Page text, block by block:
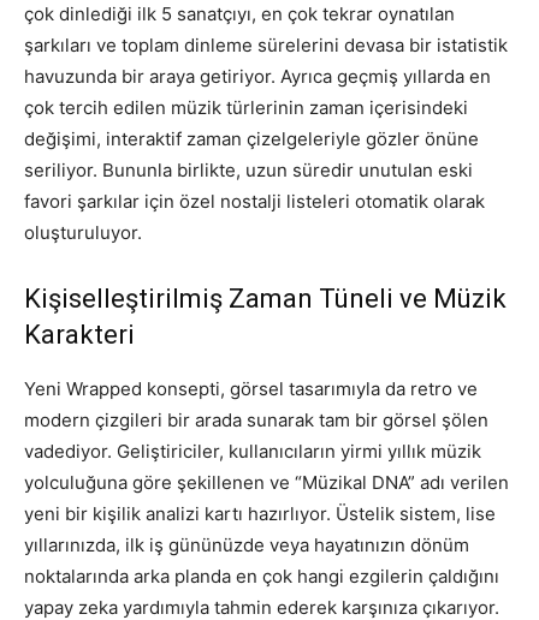
çok dinlediği ilk 5 sanatçıyı, en çok tekrar oynatılan
şarkıları ve toplam dinleme sürelerini devasa bir istatistik
havuzunda bir araya getiriyor. Ayrıca geçmiş yıllarda en
çok tercih edilen müzik türlerinin zaman içerisindeki
değişimi, interaktif zaman çizelgeleriyle gözler önüne
seriliyor. Bununla birlikte, uzun süredir unutulan eski
favori şarkılar için özel nostalji listeleri otomatik olarak
oluşturuluyor.
Kişiselleştirilmiş Zaman Tüneli ve Müzik
Karakteri
Yeni Wrapped konsepti, görsel tasarımıyla da retro ve
modern çizgileri bir arada sunarak tam bir görsel şölen
vadediyor. Geliştiriciler, kullanıcıların yirmi yıllık müzik
yolculuğuna göre şekillenen ve “Müzikal DNA” adı verilen
yeni bir kişilik analizi kartı hazırlıyor. Üstelik sistem, lise
yıllarınızda, ilk iş gününüzde veya hayatınızın dönüm
noktalarında arka planda en çok hangi ezgilerin çaldığını
yapay zeka yardımıyla tahmin ederek karşınıza çıkarıyor.